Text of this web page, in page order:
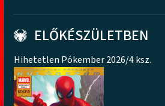
ELŐKÉSZÜLETBEN
Hihetetlen Pókember 2026/4 ksz.